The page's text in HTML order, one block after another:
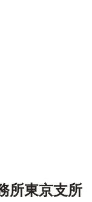
所東京支所